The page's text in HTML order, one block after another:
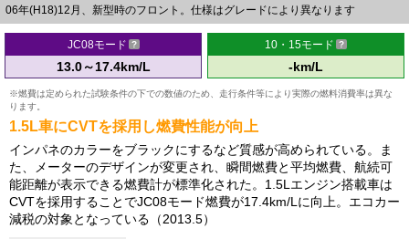
06年(H18)12月、新型時のフロント。仕様はグレードにより異なります
JC08モード
13.0～17.4km/L
10・15モード
-km/L
※燃費は定められた試験条件の下での数値のため、走行条件等により実際の燃料消費率は異な
ります。
1.5L車にCVTを採用し燃費性能が向上
インパネのカラーをブラックにするなど質感が高められている。ま
た、メーターのデザインが変更され、瞬間燃費と平均燃費、航続可
能距離が表示できる燃費計が標準化された。1.5Lエンジン搭載車は
CVTを採用することでJC08モード燃費が17.4km/Lに向上。エコカー
減税の対象となっている（2013.5）